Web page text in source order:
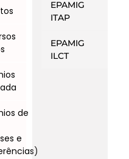
de
e
EPAMIG
ITAP
EPAMIG
ILCT